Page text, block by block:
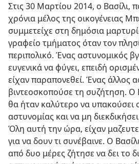
Στις 30 Μαρτίου 2014, ο Βασίλι,
χρόνια μέλος της οικογένειας
συμμετείχε στη δημόσια
γραφείο τμήματος όταν τον
περιπολικό. Ένας αστυνομικός
ευγενικά να φύγει, επειδή
είχαν παραπονεθεί. Ένας άλλος
βιντεοσκοπούσε τη συζήτηση. Ο
θα ήταν καλύτερο να υπακούσει
αστυνομίας και να μη
Όλη αυτή την ώρα, είχαν
για να δουν τι συνέβαινε. Ο
από δυο μέρες ζήτησε να δει το